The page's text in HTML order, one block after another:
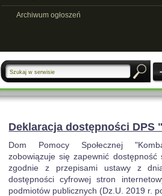
Archiwum ogłoszeń
Deklaracja dostępności DPS
Dom Pomocy Społecznej
zobowiązuje się zapewnić dostępność
zgodnie z przepisami ustawy z
dostępności cyfrowej stron
podmiotów publicznych (Dz.U. 2019 r.